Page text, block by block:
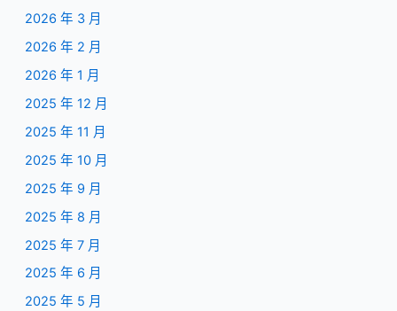
2026 年 3 月
2026 年 2 月
2026 年 1 月
2025 年 12 月
2025 年 11 月
2025 年 10 月
2025 年 9 月
2025 年 8 月
2025 年 7 月
2025 年 6 月
2025 年 5 月